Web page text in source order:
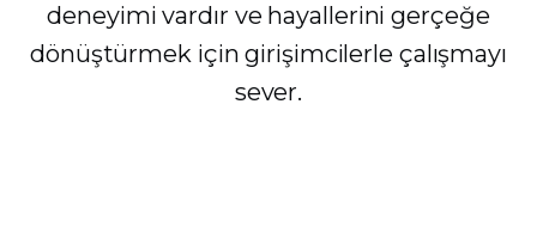
deneyimi vardır ve hayallerini gerçeğe
dönüştürmek için girişimcilerle çalışmayı
sever.